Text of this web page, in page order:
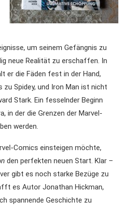
um seinem Gefängnis zu
neue Realität zu erschaffen. In
er die Fäden fest in der Hand,
zu Spidey, und Iron Man ist nicht
Stark. Ein fesselnder Beginn
in der die Grenzen der Marvel-
werden.
Comics einsteigen möchte,
den perfekten neuen Start. Klar –
gibt es noch starke Bezüge zu
es Autor Jonathan Hickman,
spannende Geschichte zu